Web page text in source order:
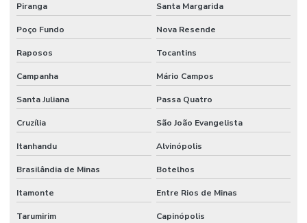
Piranga Santa Margarida
Poço Fundo Nova Resende
Raposos Tocantins
Campanha Mário Campos
Santa Juliana Passa Quatro
Cruzília São João Evangelista
Itanhandu Alvinópolis
Brasilândia de Minas Botelhos
Itamonte Entre Rios de Minas
Tarumirim Capinópolis